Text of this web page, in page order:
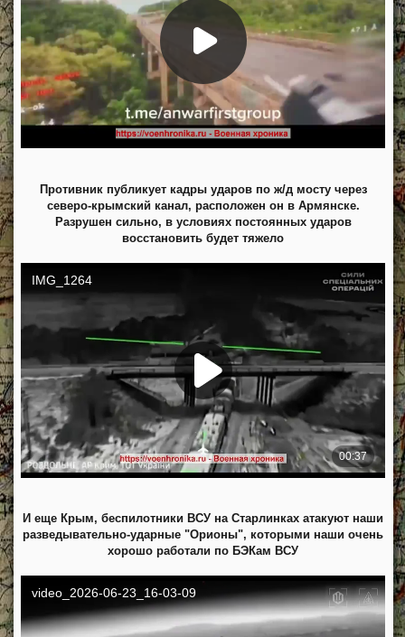
Противник публикует кадры ударов по ж/д мосту через
северо-крымский канал, расположен он в Армянске.
Разрушен сильно, в условиях постоянных ударов
восстановить будет тяжело
И еще Крым, беспилотники ВСУ на Старлинках атакуют наши
разведывательно-ударные "Орионы", которыми наши очень
хорошо работали по БЭКам ВСУ